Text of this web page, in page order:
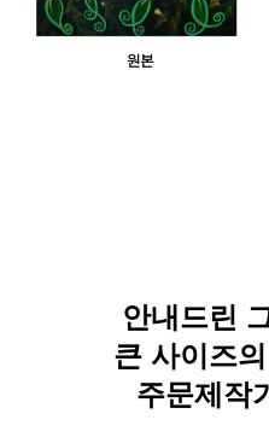
안내드린
큰 사이즈
주문제작